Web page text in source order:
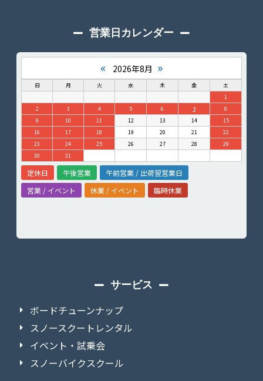
営業日カレンダー
« 2026年8月 »
日 月 火 水 木 金
土
1
2
3 4 5 6 7
8
9
10 11 12 13 14
15
16
17 18 19 20 21
22
23
24 25 26 27 28
29
30
31
定休日 午後営業
午前営業 / 出荷翌営業日
営業 / イベント
休業 / イベント 臨時休業
サービス
ボードチューンナップ
スノースクートレンタル
イベント・試乗会
スノーバイクスクール